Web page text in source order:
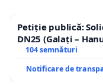
Petiție publică:
DN25 (Galați –
traseului în afara
104 semnături
Notificare de